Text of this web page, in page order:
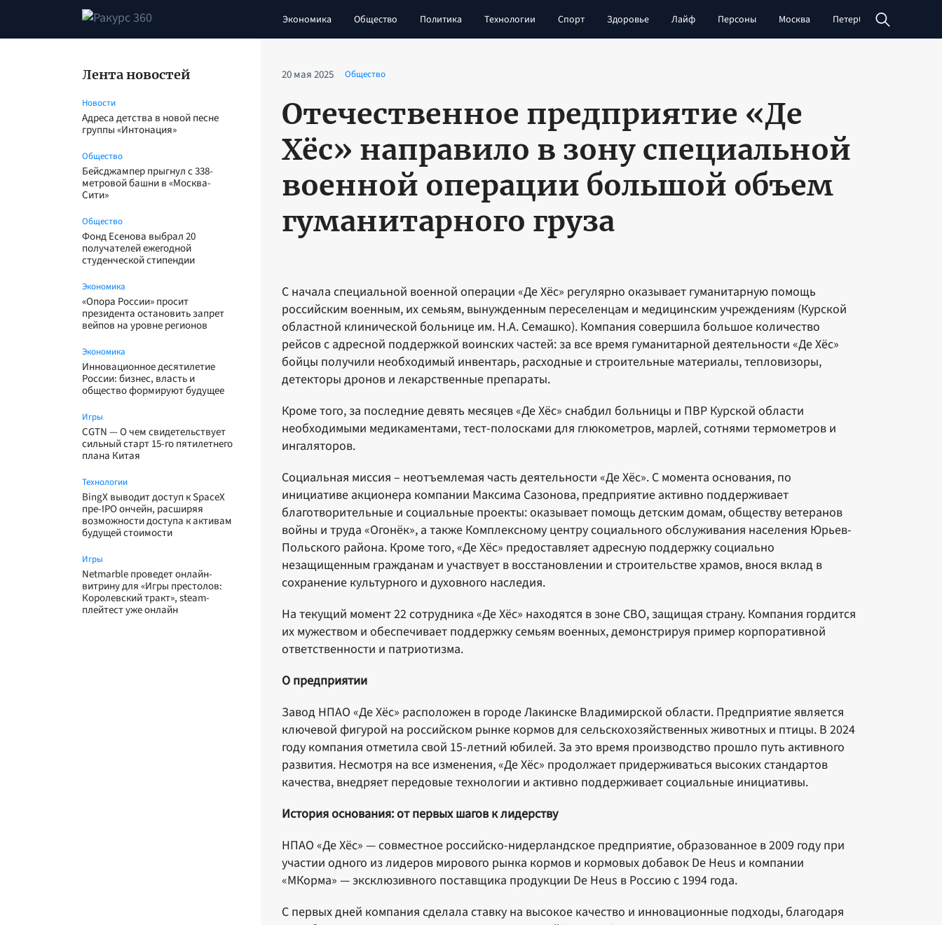
Экономика Общество Политика Технологии Спорт Здоровье Лайф Персоны Москва Петербург
Лента новостей
Новости
Адреса детства в новой песне
группы «Интонация»
Общество
Бейсджампер прыгнул с 338-
метровой башни в «Москва-
Сити»
Общество
Фонд Есенова выбрал 20
получателей ежегодной
студенческой стипендии
Экономика
«Опора России» просит
президента остановить запрет
вейпов на уровне регионов
Экономика
Инновационное десятилетие
России: бизнес, власть и
общество формируют будущее
Игры
CGTN — О чем свидетельствует
сильный старт 15-го пятилетнего
плана Китая
Технологии
BingX выводит доступ к SpaceX
пре-IPO ончейн, расширяя
возможности доступа к активам
будущей стоимости
Игры
Netmarble проведет онлайн-
витрину для «Игры престолов:
Королевский тракт», steam-
плейтест уже онлайн
20 мая 2025 Общество
Отечественное предприятие «Де
Хёс» направило в зону специальной
военной операции большой объем
гуманитарного груза
С начала специальной военной операции «Де Хёс» регулярно оказывает гуманитарную помощь
российским военным, их семьям, вынужденным переселенцам и медицинским учреждениям (Курской
областной клинической больнице им. Н.А. Семашко). Компания совершила большое количество
рейсов с адресной поддержкой воинских частей: за все время гуманитарной деятельности «Де Хёс»
бойцы получили необходимый инвентарь, расходные и строительные материалы, тепловизоры,
детекторы дронов и лекарственные препараты.
Кроме того, за последние девять месяцев «Де Хёс» снабдил больницы и ПВР Курской области
необходимыми медикаментами, тест-полосками для глюкометров, марлей, сотнями термометров и
ингаляторов.
Социальная миссия – неотъемлемая часть деятельности «Де Хёс». С момента основания, по
инициативе акционера компании Максима Сазонова, предприятие активно поддерживает
благотворительные и социальные проекты: оказывает помощь детским домам, обществу ветеранов
войны и труда «Огонёк», а также Комплексному центру социального обслуживания населения Юрьев-
Польского района. Кроме того, «Де Хёс» предоставляет адресную поддержку социально
незащищенным гражданам и участвует в восстановлении и строительстве храмов, внося вклад в
сохранение культурного и духовного наследия.
На текущий момент 22 сотрудника «Де Хёс» находятся в зоне СВО, защищая страну. Компания гордится
их мужеством и обеспечивает поддержку семьям военных, демонстрируя пример корпоративной
ответственности и патриотизма.
О предприятии
Завод НПАО «Де Хёс» расположен в городе Лакинске Владимирской области. Предприятие является
ключевой фигурой на российском рынке кормов для сельскохозяйственных животных и птицы. В 2024
году компания отметила свой 15-летний юбилей. За это время производство прошло путь активного
развития. Несмотря на все изменения, «Де Хёс» продолжает придерживаться высоких стандартов
качества, внедряет передовые технологии и активно поддерживает социальные инициативы.
История основания: от первых шагов к лидерству
НПАО «Де Хёс» — совместное российско-нидерландское предприятие, образованное в 2009 году при
участии одного из лидеров мирового рынка кормов и кормовых добавок De Heus и компании
«МКорма» — эксклюзивного поставщика продукции De Heus в Россию с 1994 года.
С первых дней компания сделала ставку на высокое качество и инновационные подходы, благодаря